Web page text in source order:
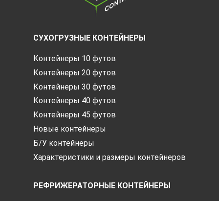
СУХОГРУЗНЫЕ КОНТЕЙНЕРЫ
Контейнеры 10 футов
Контейнеры 20 футов
Контейнеры 30 футов
Контейнеры 40 футов
Контейнеры 45 футов
Новые контейнеры
Б/У контейнеры
Характеристики и размеры контейнеров
РЕФРИЖЕРАТОРНЫЕ КОНТЕЙНЕРЫ